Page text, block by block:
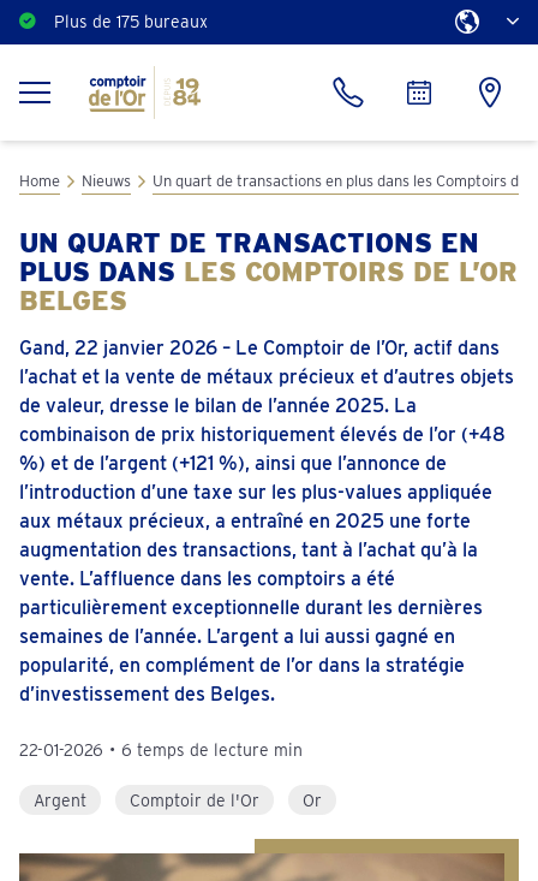
Plus de 175 bureaux
Estimation gratuite
Home Nieuws Un quart de transactions en plus dans les Comptoirs de
UN QUART DE TRANSACTIONS EN
PLUS DANS LES COMPTOIRS DE L’OR
BELGES
Gand, 22 janvier 2026 – Le Comptoir de l’Or, actif dans
l’achat et la vente de métaux précieux et d’autres objets
de valeur, dresse le bilan de l’année 2025. La
combinaison de prix historiquement élevés de l’or (+48
%) et de l’argent (+121 %), ainsi que l’annonce de
l’introduction d’une taxe sur les plus-values appliquée
aux métaux précieux, a entraîné en 2025 une forte
augmentation des transactions, tant à l’achat qu’à la
vente. L’affluence dans les comptoirs a été
particulièrement exceptionnelle durant les dernières
semaines de l’année. L’argent a lui aussi gagné en
popularité, en complément de l’or dans la stratégie
d’investissement des Belges.
22-01-2026 • 6 temps de lecture min
Argent Comptoir de l'Or Or